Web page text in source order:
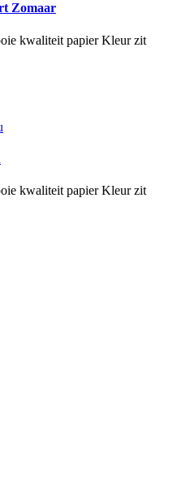
Zomaar
kwaliteit papier Kleur zit
kwaliteit papier Kleur zit